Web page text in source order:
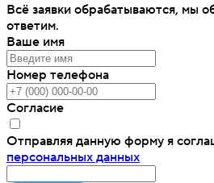
Всё заявки обрабатываются, мы
ответим.
Ваше имя
Номер телефона
Согласие
Отправляя данную форму я
персональных данных